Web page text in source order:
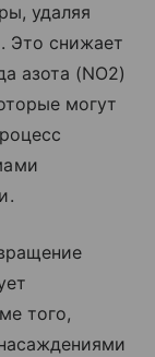
удаляя
Это снижает
азота (NO2)
могут
того,